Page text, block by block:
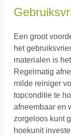
Een groot
het
materialen is
Regelmatig
milde reiniger
topconditie te
afneembaar en
zorgeloos kunt
hoekunit